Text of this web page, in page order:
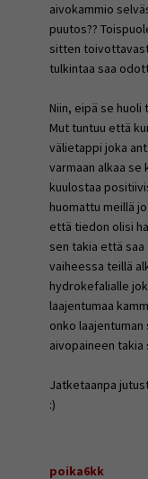
aivokammio
puutos??
sitten
tulkintaa saa
Niin, eipä se
Mut tuntuu että
välietappi joka
varmaan alkaa se
kuulostaa
huomattu meillä
että tiedon olisi
sen takia että saa
vaiheessa teillä
hydrokefalialle
laajentumaa
onko
aivopaineen
Jatketaanpa
:)
poika6kk